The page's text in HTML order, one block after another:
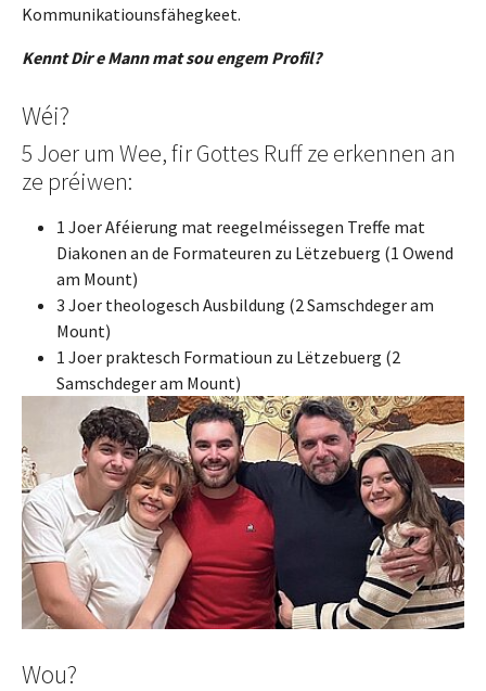
Kommunikatiounsfähegkeet.
Kennt Dir e Mann mat sou engem Profil?
Wéi?
5 Joer um Wee, fir Gottes Ruff ze erkennen an
ze préiwen:
1 Joer Aféierung mat reegelméissegen Treffe mat
Diakonen an de Formateuren zu Lëtzebuerg (1 Owend
am Mount)
3 Joer theologesch Ausbildung (2 Samschdeger am
Mount)
1 Joer praktesch Formatioun zu Lëtzebuerg (2
Samschdeger am Mount)
Wou?